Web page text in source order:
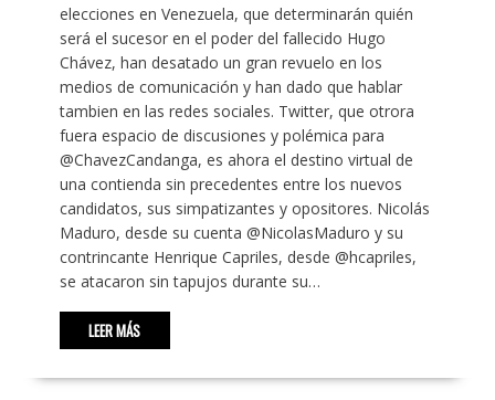
elecciones en Venezuela, que determinarán quién
será el sucesor en el poder del fallecido Hugo
Chávez, han desatado un gran revuelo en los
medios de comunicación y han dado que hablar
tambien en las redes sociales. Twitter, que otrora
fuera espacio de discusiones y polémica para
@ChavezCandanga, es ahora el destino virtual de
una contienda sin precedentes entre los nuevos
candidatos, sus simpatizantes y opositores. Nicolás
Maduro, desde su cuenta @NicolasMaduro y su
contrincante Henrique Capriles, desde @hcapriles,
se atacaron sin tapujos durante su…
LEER MÁS